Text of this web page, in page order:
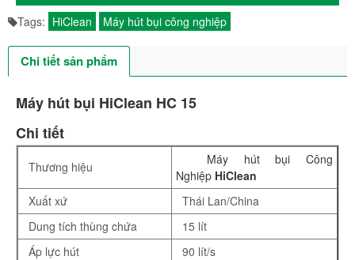
Tags: HiClean Máy hút bụi công nghiệp
Chi tiết sản phẩm
Máy hút bụi HiClean HC 15
Chi tiết
Thương hiệu
Máy hút bụi Công
Nghiệp HiClean
Xuất xứ
Thái Lan/China
Dung tích thùng chứa
15 lít
Áp lực hút
90 lít/s